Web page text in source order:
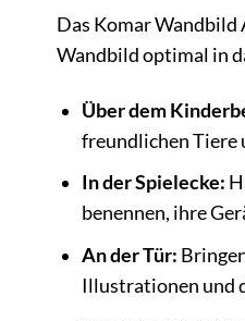
Das Komar Wandbild
Wandbild optimal in
Über dem
freundlichen Tiere
In der Spielecke:
benennen, ihre
An der Tür:
Illustrationen und